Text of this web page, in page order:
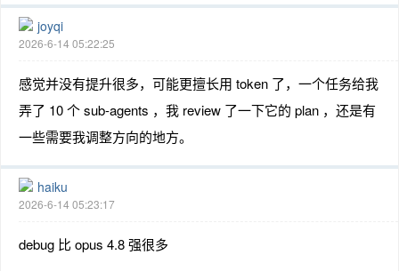
joyqi
2026-6-14 05:22:25
感觉并没有提升很多，可能更擅长用 token 了，一个任务给我
弄了 10 个 sub-agents ，我 review 了一下它的 plan ，还是有
一些需要我调整方向的地方。
haiku
2026-6-14 05:23:17
debug 比 opus 4.8 强很多